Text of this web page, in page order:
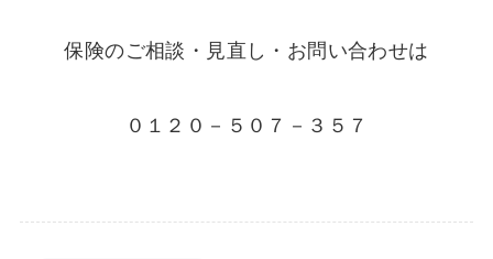
保険のご相談・見直し・お問い合わせは
０１２０－５０７－３５７